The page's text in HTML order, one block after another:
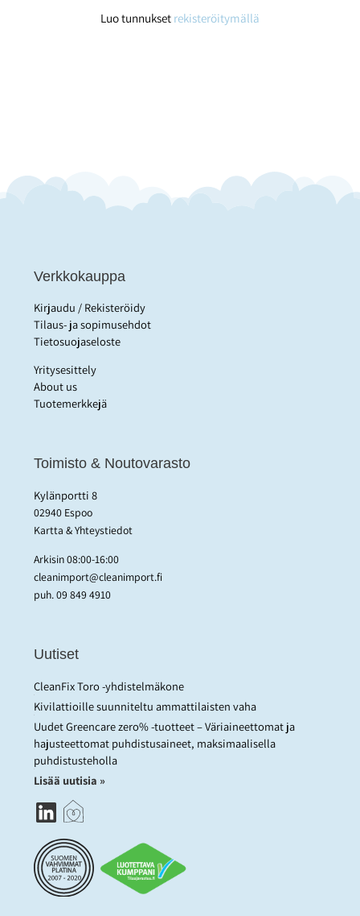
Luo tunnukset rekisteröitymällä
Verkkokauppa
Kirjaudu / Rekisteröidy
Tilaus- ja sopimusehdot
Tietosuojaseloste
Yritysesittely
About us
Tuotemerkkejä
Toimisto & Noutovarasto
Kylänportti 8
02940 Espoo
Kartta & Yhteystiedot
Arkisin 08:00-16:00
cleanimport@cleanimport.fi
puh.09 849 4910
Uutiset
CleanFix Toro -yhdistelmäkone
Kivilattioille suunniteltu ammattilaisten vaha
Uudet Greencare zero% -tuotteet – Väriaineettomat ja
hajusteettomat puhdistusaineet, maksimaalisella
puhdistusteholla
Lisää uutisia »